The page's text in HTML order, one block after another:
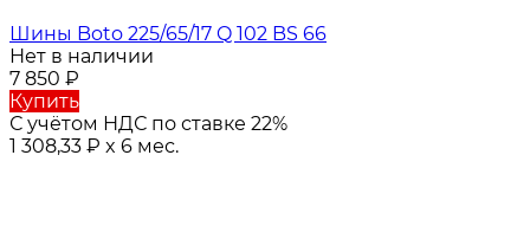
Шины Boto 225/65/17 Q 102 BS 66
Нет в наличии
7 850 ₽
Купить
С учётом НДС по ставке 22%
1 308,33 ₽ x 6 мес.